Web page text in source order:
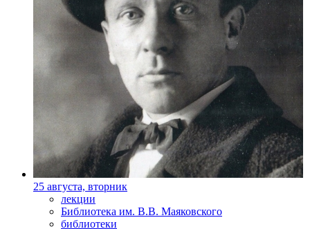
25 августа, вторник
лекции
Библиотека им. В.В. Маяковского
библиотеки